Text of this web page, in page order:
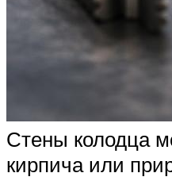
Стены колодца
кирпича или